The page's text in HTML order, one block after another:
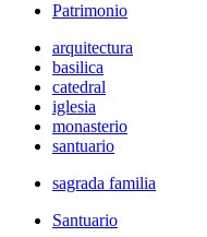
Patrimonio
arquitectura
basilica
catedral
iglesia
monasterio
santuario
sagrada familia
Santuario